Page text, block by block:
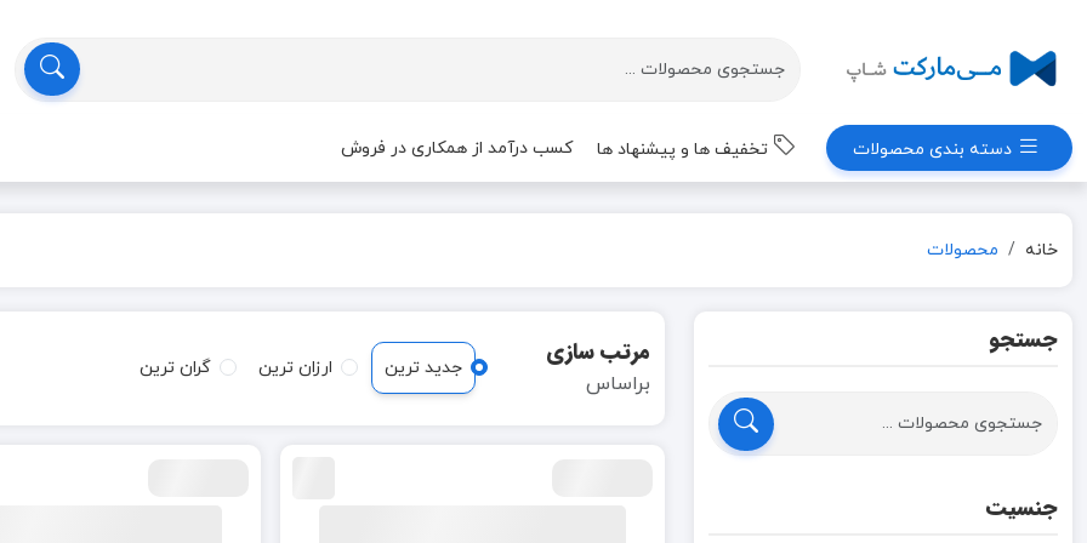
دسته بندی محصولات تخفیف ها و پیشنهاد ها کسب درآمد از همکاری در فروش
خانه محصولات
جستجو
جنسیت
مرتب سازی
براساس
جدید ترین ارزان ترین گران ترین